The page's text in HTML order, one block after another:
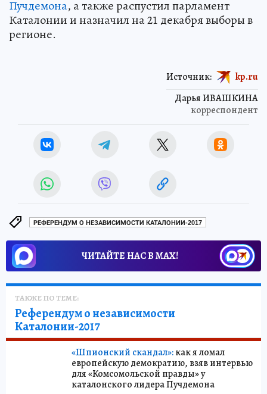
Пучдемона, а также распустил парламент
Каталонии и назначил на 21 декабря выборы в
регионе.
Дарья ИВАШКИНА
корреспондент
Источник: kp.ru
РЕФЕРЕНДУМ О НЕЗАВИСИМОСТИ КАТАЛОНИИ-2017
ЧИТАЙТЕ НАС В МАХ!
ТАКЖЕ ПО ТЕМЕ:
Референдум о независимости
Каталонии-2017
«Шпионский скандал»:как я ломал
европейскую демократию, взяв интервью
для «Комсомольской правды» у
каталонского лидера Пучдемона